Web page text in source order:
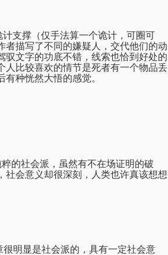
支撑（仅手法算一个诡计，可圈可
者描写了不同的嫌疑人，交代他们的动
驭文字的功底不错，线索也恰到好处的
人比较喜欢的情节是死者有一个物品丢
种恍然大悟的感觉。
的社会派，虽然有不在场证明的破
社会意义却很深刻，人类也许真该想想
明显是社会派的，具有一定社会意